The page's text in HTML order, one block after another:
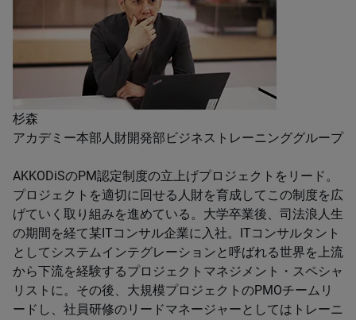
杉森
アカデミー本部人財開発部ビジネストレーニンググループ
AKKODiSのPM認定制度の立上げプロジェクトをリード。
プロジェクトを適切に回せる人財を育成してこの制度を広
げていく取り組みを進めている。大学卒業後、司法浪人生
の期間を経て某ITコンサル企業に入社。ITコンサルタント
としてシステムインテグレーションと呼ばれる世界を上流
から下流を経験するプロジェクトマネジメント・スペシャ
リストに。その後、大規模プロジェクトのPMOチームリ
ードし、社員研修のリードマネージャーとしてはトレーニ